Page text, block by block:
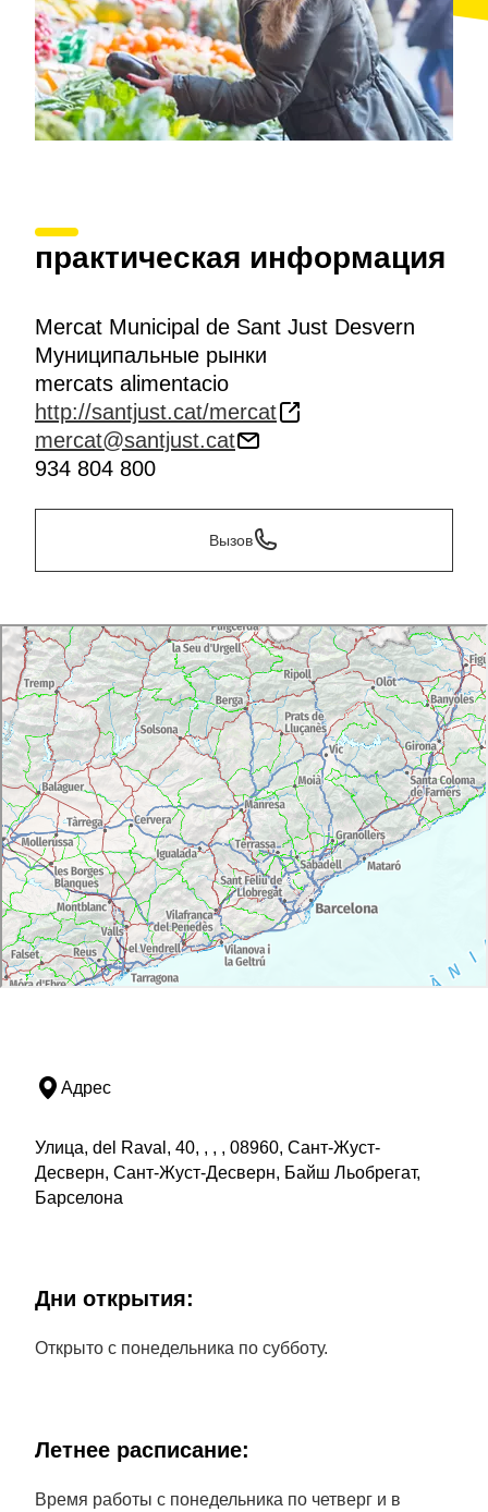
практическая информация
Mercat Municipal de Sant Just Desvern
Муниципальные рынки
mercats alimentacio
http://santjust.cat/mercat
mercat@santjust.cat
934 804 800
Вызов
Адрес
Улица, del Raval, 40, , , , 08960, Сант-Жуст-
Десверн, Сант-Жуст-Десверн, Байш Льобрегат,
Барселона
Дни открытия:
Открыто с понедельника по субботу.
Летнее расписание:
Время работы с понедельника по четверг и в